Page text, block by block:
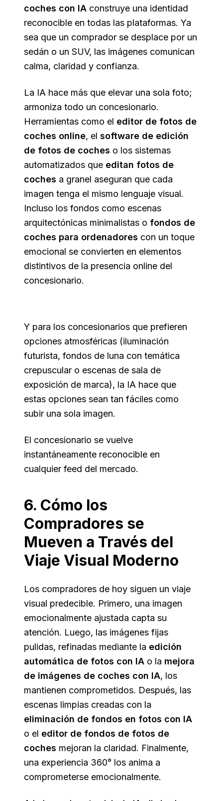
coches con IA construye una identidad
reconocible en todas las plataformas. Ya
sea que un comprador se desplace por un
sedán o un SUV, las imágenes comunican
calma, claridad y confianza.
La IA hace más que elevar una sola foto;
armoniza todo un concesionario.
Herramientas como el editor de fotos de
coches online, el software de edición
de fotos de coches o los sistemas
automatizados que editan fotos de
coches a granel aseguran que cada
imagen tenga el mismo lenguaje visual.
Incluso los fondos como escenas
arquitectónicas minimalistas o fondos de
coches para ordenadores con un toque
emocional se convierten en elementos
distintivos de la presencia online del
concesionario.
Y para los concesionarios que prefieren
opciones atmosféricas (iluminación
futurista, fondos de luna con temática
crepuscular o escenas de sala de
exposición de marca), la IA hace que
estas opciones sean tan fáciles como
subir una sola imagen.
El concesionario se vuelve
instantáneamente reconocible en
cualquier feed del mercado.
6. Cómo los
Compradores se
Mueven a Través del
Viaje Visual Moderno
Los compradores de hoy siguen un viaje
visual predecible. Primero, una imagen
emocionalmente ajustada capta su
atención. Luego, las imágenes fijas
pulidas, refinadas mediante la edición
automática de fotos con IA o la mejora
de imágenes de coches con IA, los
mantienen comprometidos. Después, las
escenas limpias creadas con la
eliminación de fondos en fotos con IA
o el editor de fondos de fotos de
coches mejoran la claridad. Finalmente,
una experiencia 360° los anima a
comprometerse emocionalmente.